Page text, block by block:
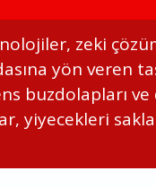
zeki
yön veren
buzdolapları
yiyecekleri